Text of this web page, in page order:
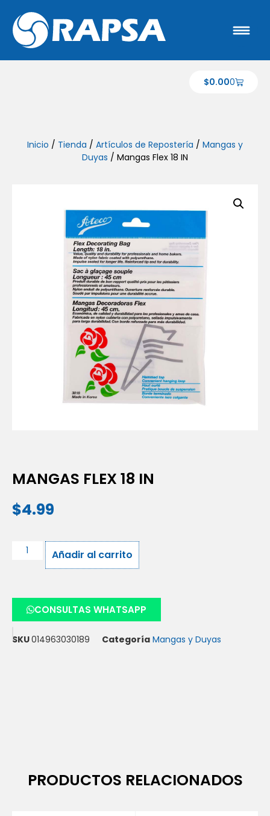
$0.000
Inicio / Tienda / Artículos de Repostería / Mangas y
Duyas / Mangas Flex 18 IN
MANGAS FLEX 18 IN
$4.99
Añadir al carrito
CONSULTAS WHATSAPP
SKU014963030189 Categoría Mangas y Duyas
PRODUCTOS RELACIONADOS